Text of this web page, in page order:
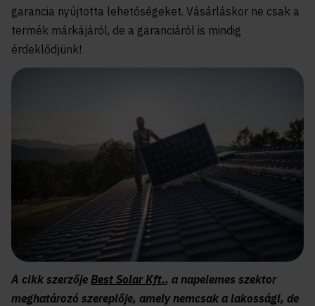
garancia nyújtotta lehetőségeket. Vásárláskor ne csak a
termék márkájáról, de a garanciáról is mindig
érdeklődjünk!
A cikk szerzője Best Solar Kft., a napelemes szektor
meghatározó szereplője, amely nemcsak a lakossági, de